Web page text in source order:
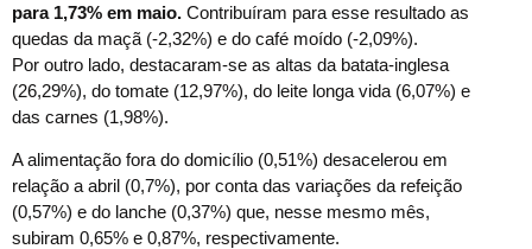
para 1,73% em maio. Contribuíram para esse resultado as
quedas da maçã (-2,32%) e do café moído (-2,09%).
Por outro lado, destacaram-se as altas da batata-inglesa
(26,29%), do tomate (12,97%), do leite longa vida (6,07%) e
das carnes (1,98%).
A alimentação fora do domicílio (0,51%) desacelerou em
relação a abril (0,7%), por conta das variações da refeição
(0,57%) e do lanche (0,37%) que, nesse mesmo mês,
subiram 0,65% e 0,87%, respectivamente.